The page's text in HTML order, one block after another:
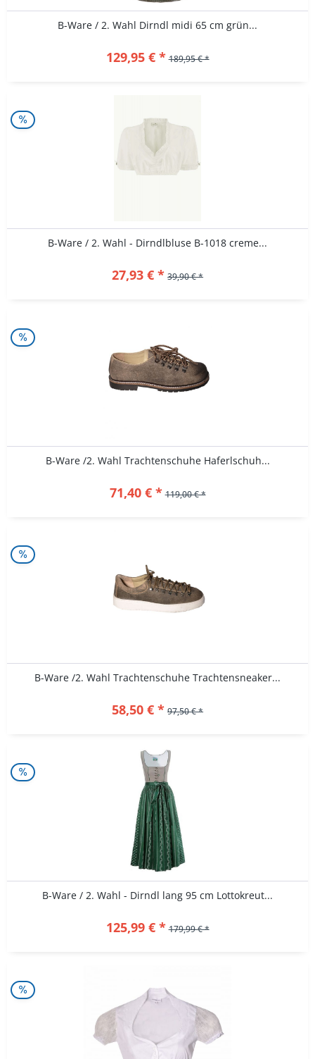
B-Ware / 2. Wahl Dirndl midi 65 cm grün...
129,95 € * 189,95 € *
B-Ware / 2. Wahl - Dirndlbluse B-1018 creme...
27,93 € * 39,90 € *
B-Ware /2. Wahl Trachtenschuhe Haferlschuh...
71,40 € * 119,00 € *
B-Ware /2. Wahl Trachtenschuhe Trachtensneaker...
58,50 € * 97,50 € *
B-Ware / 2. Wahl - Dirndl lang 95 cm Lottokreut...
125,99 € * 179,99 € *